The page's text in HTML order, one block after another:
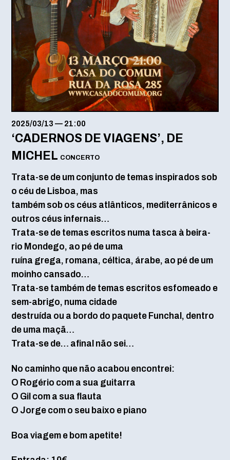
2025/03/13 — 21:00
‘CADERNOS DE VIAGENS’, DE
MICHEL CONCERTO
Trata-se de um conjunto de temas inspirados sob
o céu de Lisboa, mas
também sob os céus atlânticos, mediterrânicos e
outros céus infernais…
Trata-se de temas escritos numa tasca à beira-
rio Mondego, ao pé de uma
ruína grega, romana, céltica, árabe, ao pé de um
moinho cansado…
Trata-se também de temas escritos esfomeado e
sem-abrigo, numa cidade
destruída ou a bordo do paquete Funchal, dentro
de uma maçã…
Trata-se de… afinal não sei…
No caminho que não acabou encontrei:
O Rogério com a sua guitarra
O Gil com a sua flauta
O Jorge com o seu baixo e piano
Boa viagem e bom apetite!